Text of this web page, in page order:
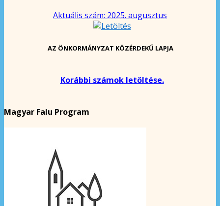
Aktuális szám: 2025. augusztus
AZ ÖNKORMÁNYZAT KÖZÉRDEKŰ LAPJA
Korábbi számok letöltése.
Magyar Falu Program